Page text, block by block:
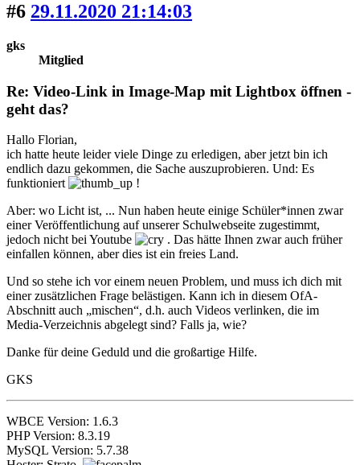
#6 29.11.2020 21:14:03
gks
Mitglied
Re: Video-Link in Image-Map mit Lightbox öffnen -
geht das?
Hallo Florian,
ich hatte heute leider viele Dinge zu erledigen, aber jetzt bin ich
endlich dazu gekommen, die Sache auszuprobieren. Und: Es
funktioniert
!
Aber: wo Licht ist, ... Nun haben heute einige Schüler*innen zwar
einer Veröffentlichung auf unserer Schulwebseite zugestimmt,
jedoch nicht bei Youtube
. Das hätte Ihnen zwar auch früher
einfallen können, aber dies ist ein freies Land.
Und so stehe ich vor einem neuen Problem, und muss ich dich mit
einer zusätzlichen Frage belästigen. Kann ich in diesem OfA-
Abschnitt auch „mischen“, d.h. auch Videos verlinken, die im
Media-Verzeichnis abgelegt sind? Falls ja, wie?
Danke für deine Geduld und die großartige Hilfe.
GKS
WBCE Version: 1.6.3
PHP Version: 8.3.19
MySQL Version: 5.7.38